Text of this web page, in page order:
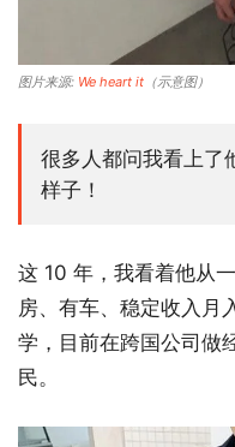
图片来源: We heart it （示意图）
很多人都问我看上了
样子！
这 10 年，我看着他从
房、有车、稳定收入月
学，目前在跨国公司做
民。